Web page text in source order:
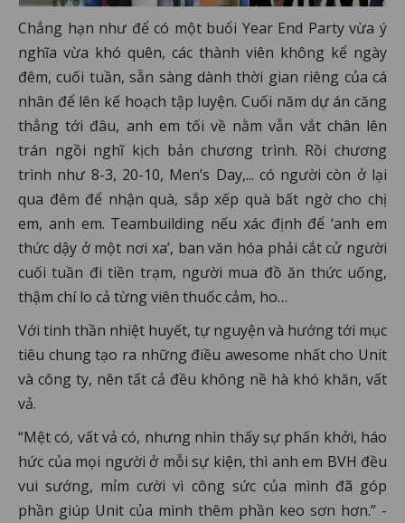
Chẳng hạn như để có một buổi Year End Party vừa ý
nghĩa vừa khó quên, các thành viên không kể ngày
đêm, cuối tuần, sẵn sàng dành thời gian riêng của cá
nhân để lên kế hoạch tập luyện. Cuối năm dự án căng
thẳng tới đâu, anh em tối về nằm vẫn vắt chân lên
trán ngồi nghĩ kịch bản chương trình. Rồi chương
trình như 8-3, 20-10, Men’s Day,... có người còn ở lại
qua đêm để nhận quà, sắp xếp quà bất ngờ cho chị
em, anh em. Teambuilding nếu xác định để ‘anh em
thức dậy ở một nơi xa’, ban văn hóa phải cắt cử người
cuối tuần đi tiền trạm, người mua đồ ăn thức uống,
thậm chí lo cả từng viên thuốc cảm, ho…
Với tinh thần nhiệt huyết, tự nguyện và hướng tới mục
tiêu chung tạo ra những điều awesome nhất cho Unit
và công ty, nên tất cả đều không nề hà khó khăn, vất
vả.
“Mệt có, vất vả có, nhưng nhìn thấy sự phấn khởi, háo
hức của mọi người ở mỗi sự kiện, thì anh em BVH đều
vui sướng, mỉm cười vì công sức của mình đã góp
phần giúp Unit của mình thêm phần keo sơn hơn.” -